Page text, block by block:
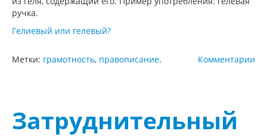
ручка.
Гелиевый или гелевый?
Комментарии
Метки: грамотность, правописание.
Затруднительный